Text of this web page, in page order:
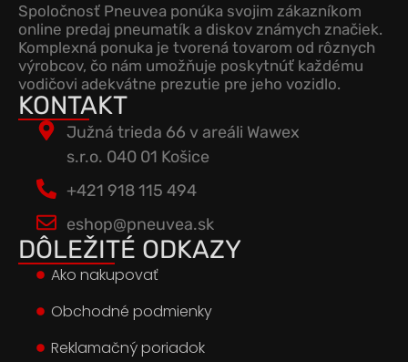
Spoločnosť Pneuvea ponúka svojim zákazníkom
online predaj pneumatík a diskov známych značiek.
Komplexná ponuka je tvorená tovarom od rôznych
výrobcov, čo nám umožňuje poskytnúť každému
vodičovi adekvátne prezutie pre jeho vozidlo.
KONTAKT
Južná trieda 66 v areáli Wawex
s.r.o. 040 01 Košice
+421 918 115 494
eshop@pneuvea.sk
DÔLEŽITÉ ODKAZY
Ako nakupovať
Obchodné podmienky
Reklamačný poriadok